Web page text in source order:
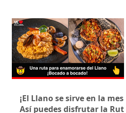
¡El Llano se sirve en la mesa!
Así puedes disfrutar la Ruta